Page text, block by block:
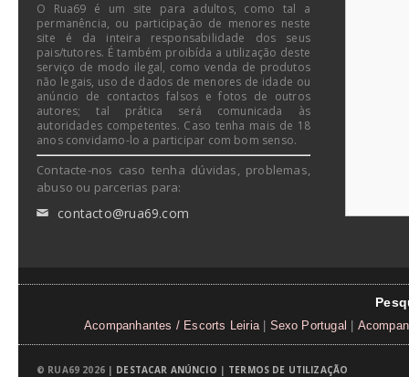
O Rua69 é um site para adultos, como tal a
permanência, ou participação de menores neste
site é da inteira responsabilidade dos seus
pais/tutores. É também proibída a utilização deste
serviço de modo ilegal, como venda de produtos
não legais, uso de dados de menores de idade ou
anúncio de contactos falsos e fotos de outros
autores; tal prática será comunicada às
autoridades competentes. Caso tenha mais de 18
anos convidamo-lo a participar com bom senso.
Contacte-nos caso tenha dúvidas, problemas,
abuso ou parcerias para:
✉ contacto@rua69.com
Acompanhantes / Escorts Leiria Sexo Portugal
© RUA69 2026 | DESTACAR ANÚNCIO | TERMOS DE UTILIZAÇÃO